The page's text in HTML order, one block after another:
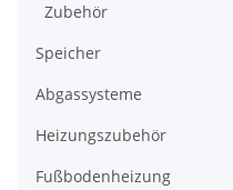
Zubehör
Speicher
Abgassysteme
Heizungszubehör
Fußbodenheizung